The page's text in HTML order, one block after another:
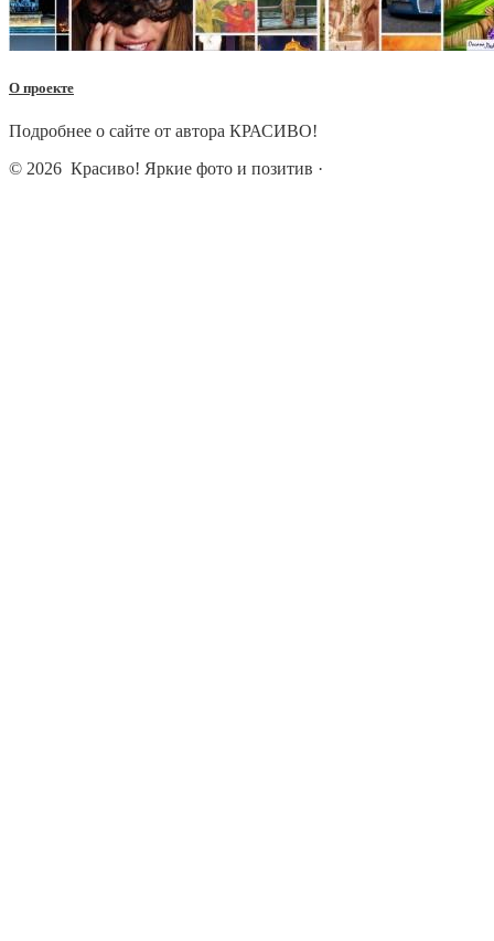
О проекте
Подробнее о сайте от автора КРАСИВО!
© 2026 Красиво! Яркие фото и позитив ·